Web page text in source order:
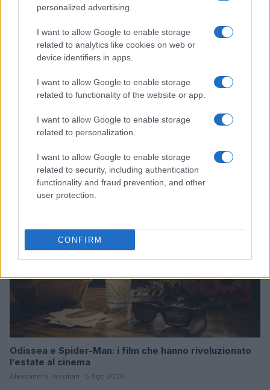
personalized advertising.
I want to allow Google to enable storage
related to analytics like cookies on web or
device identifiers in apps.
I want to allow Google to enable storage
related to functionality of the website or app.
I want to allow Google to enable storage
related to personalization.
I want to allow Google to enable storage
related to security, including authentication
functionality and fraud prevention, and other
user protection.
CONFIRM
Continua a leggere
FUORI PORTA
Odissea e Spider-Man: i film che hanno rivoluzionato
l’estate al cinema
Alessandro Tassinari · 5 Ago 2026